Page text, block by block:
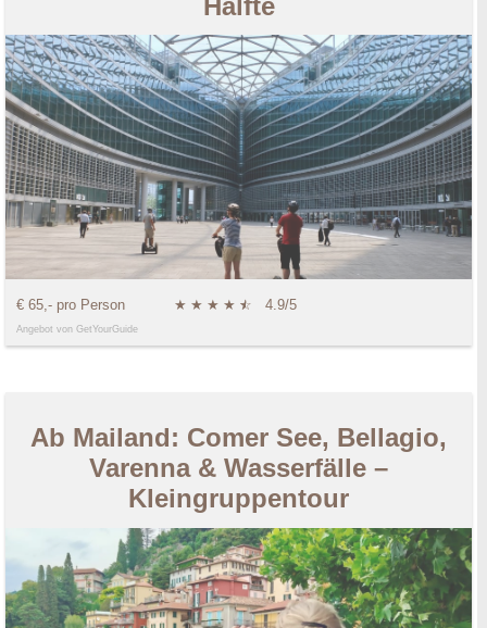
€ 65,- pro Person ★ ★ ★ ★ ★
☆ 4.9/5
Angebot von GetYourGuide
Ab Mailand: Comer See, Bellagio,
Varenna & Wasserfälle –
Kleingruppentour